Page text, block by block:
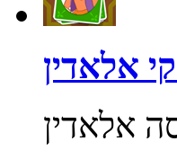
אלאדין